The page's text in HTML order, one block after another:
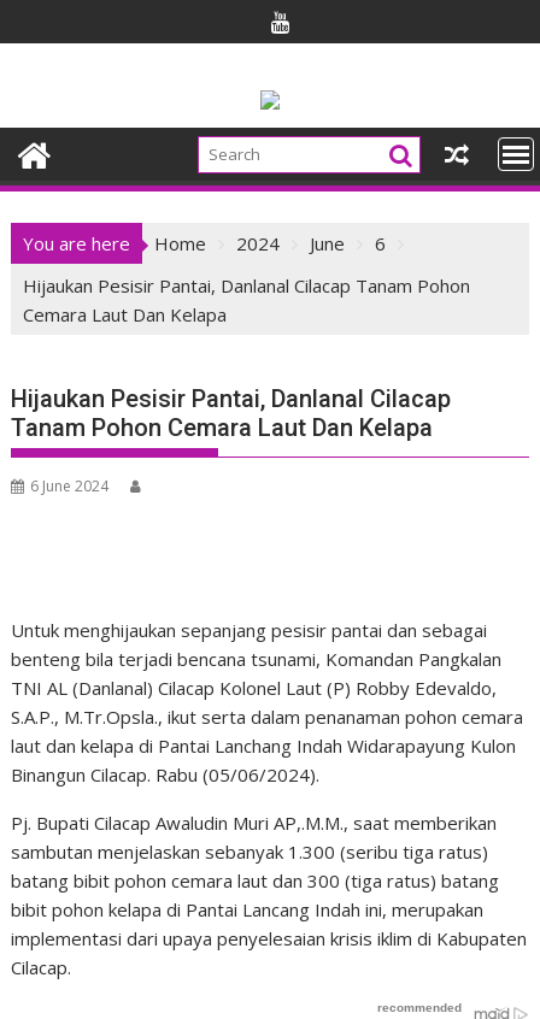
to
You are here Home 2024 June
6
Hijaukan Pesisir Pantai, Danlanal Cilacap Tanam Pohon
Cemara Laut Dan Kelapa
Hijaukan Pesisir Pantai, Danlanal Cilacap
Tanam Pohon Cemara Laut Dan Kelapa
6 June 2024
Untuk menghijaukan sepanjang pesisir pantai dan sebagai
benteng bila terjadi bencana tsunami, Komandan Pangkalan
TNI AL (Danlanal) Cilacap Kolonel Laut (P) Robby Edevaldo,
S.A.P., M.Tr.Opsla., ikut serta dalam penanaman pohon cemara
laut dan kelapa di Pantai Lanchang Indah Widarapayung Kulon
Binangun Cilacap. Rabu (05/06/2024).
Pj. Bupati Cilacap Awaludin Muri AP,.M.M., saat memberikan
sambutan menjelaskan sebanyak 1.300 (seribu tiga ratus)
batang bibit pohon cemara laut dan 300 (tiga ratus) batang
bibit pohon kelapa di Pantai Lancang Indah ini, merupakan
implementasi dari upaya penyelesaian krisis iklim di Kabupaten
Cilacap.